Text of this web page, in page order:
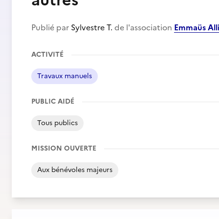
Publié par Sylvestre T. de l'association Emmaüs
ACTIVITÉ
Travaux manuels
PUBLIC AIDÉ
Tous publics
MISSION OUVERTE
Aux bénévoles majeurs